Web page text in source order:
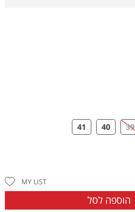
39
40
41
הוספה לסל
MY LIST